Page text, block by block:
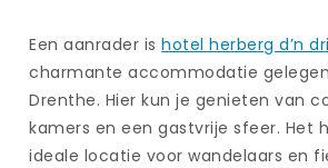
Een aanrader ishotel herberg d’n
charmante accommodatie
Drenthe. Hier kun je genieten van
kamers en een gastvrije sfeer. Het
ideale locatie voor wandelaars en